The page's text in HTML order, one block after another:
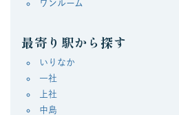
ワンルーム
最寄り駅から探す
いりなか
一社
上社
中島